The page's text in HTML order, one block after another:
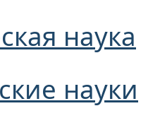
наука
науки